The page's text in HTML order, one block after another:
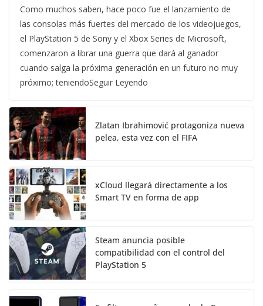
Como muchos saben, hace poco fue el lanzamiento de
las consolas más fuertes del mercado de los videojuegos,
el PlayStation 5 de Sony y el Xbox Series de Microsoft,
comenzaron a librar una guerra que dará al ganador
cuando salga la próxima generación en un futuro no muy
próximo; teniendoSeguir Leyendo
Zlatan Ibrahimović protagoniza nueva
pelea, esta vez con el FIFA
xCloud llegará directamente a los
Smart TV en forma de app
Steam anuncia posible
compatibilidad con el control del
PlayStation 5